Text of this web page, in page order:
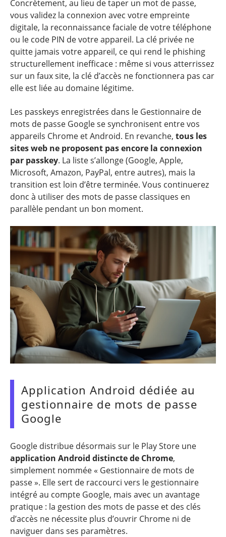
Concrètement, au lieu de taper un mot de passe,
vous validez la connexion avec votre empreinte
digitale, la reconnaissance faciale de votre téléphone
ou le code PIN de votre appareil. La clé privée ne
quitte jamais votre appareil, ce qui rend le phishing
structurellement inefficace : même si vous atterrissez
sur un faux site, la clé d’accès ne fonctionnera pas car
elle est liée au domaine légitime.
Les passkeys enregistrées dans le Gestionnaire de
mots de passe Google se synchronisent entre vos
appareils Chrome et Android. En revanche, tous les
sites web ne proposent pas encore la connexion
par passkey. La liste s’allonge (Google, Apple,
Microsoft, Amazon, PayPal, entre autres), mais la
transition est loin d’être terminée. Vous continuerez
donc à utiliser des mots de passe classiques en
parallèle pendant un bon moment.
Application Android dédiée au
gestionnaire de mots de passe
Google
Google distribue désormais sur le Play Store une
application Android distincte de Chrome,
simplement nommée « Gestionnaire de mots de
passe ». Elle sert de raccourci vers le gestionnaire
intégré au compte Google, mais avec un avantage
pratique : la gestion des mots de passe et des clés
d’accès ne nécessite plus d’ouvrir Chrome ni de
naviguer dans ses paramètres.